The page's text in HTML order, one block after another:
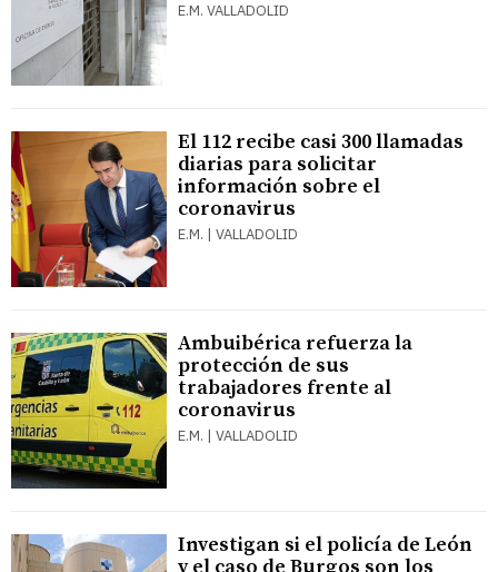
E.M. VALLADOLID
El 112 recibe casi 300 llamadas
diarias para solicitar
información sobre el
coronavirus
E.M. | VALLADOLID
Ambuibérica refuerza la
protección de sus
trabajadores frente al
coronavirus
E.M. | VALLADOLID
Investigan si el policía de León